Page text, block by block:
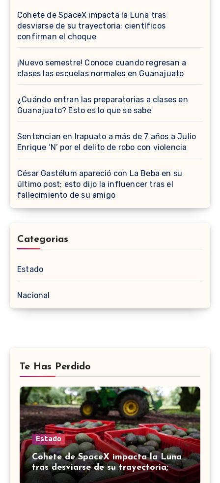
Cohete de SpaceX impacta la Luna tras
desviarse de su trayectoria; científicos
confirman el choque
¡Nuevo semestre! Conoce cuando regresan a
clases las escuelas normales en Guanajuato
¿Cuándo entran las preparatorias a clases en
Guanajuato? Esto es lo que se sabe
Sentencian en Irapuato a más de 7 años a Julio
Enrique ‘N’ por el delito de robo con violencia
César Gastélum apareció con La Beba en su
último post; esto dijo la influencer tras el
fallecimiento de su amigo
Categorias
Estado
Nacional
Te Has Perdido
Estado
Cohete de SpaceX impacta la Luna
tras desviarse de su trayectoria;
científicos confirman el choque